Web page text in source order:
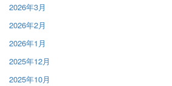
2026年3月
2026年2月
2026年1月
2025年12月
2025年10月